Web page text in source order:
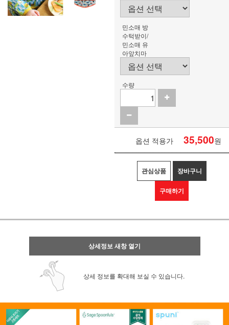
민소매 방
수턱받이/
민소매 유
아앞치마
수량
옵션 적용가 35,500원
관심상품 장바구니
구매하기
상세정보 새창 열기
상세 정보를 확대해 보실 수 있습니다.